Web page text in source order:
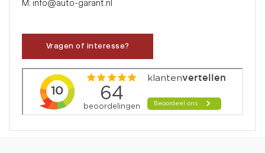
M: info@auto-garant.nl
Vragen of interesse?